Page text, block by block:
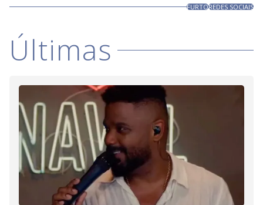
FURTOREDES SOCIAIS
Últimas